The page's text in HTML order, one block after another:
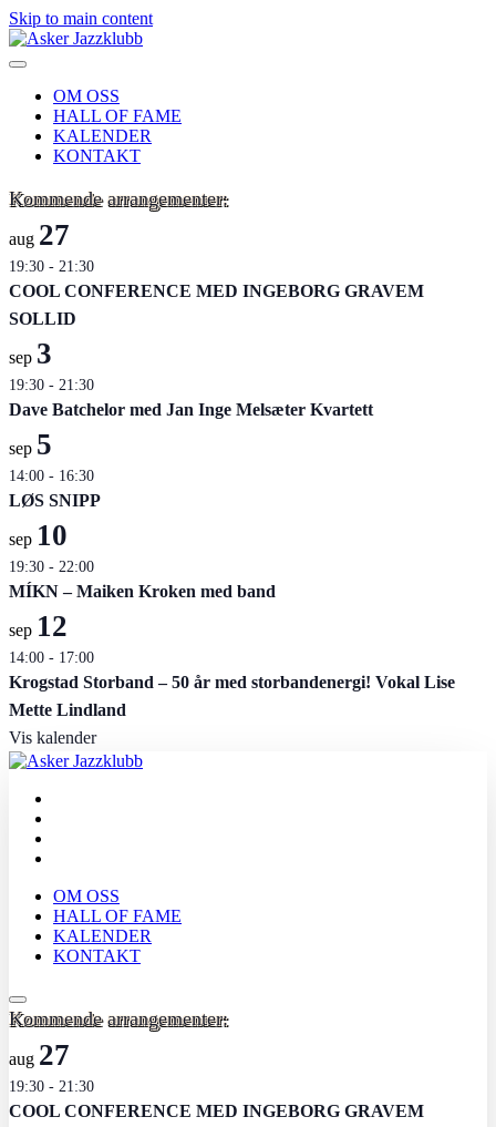
Skip to main content
OM OSS
HALL OF FAME
KALENDER
KONTAKT
Kommende arrangementer:
aug 27
19:30 - 21:30
COOL CONFERENCE MED INGEBORG GRAVEM
SOLLID
sep 3
19:30 - 21:30
Dave Batchelor med Jan Inge Melsæter Kvartett
sep 5
14:00 - 16:30
LØS SNIPP
sep 10
19:30 - 22:00
MÍKN – Maiken Kroken med band
sep 12
14:00 - 17:00
Krogstad Storband – 50 år med storbandenergi! Vokal Lise
Mette Lindland
Vis kalender
OM OSS
HALL OF FAME
KALENDER
KONTAKT
Kommende arrangementer:
aug 27
19:30 - 21:30
COOL CONFERENCE MED INGEBORG GRAVEM